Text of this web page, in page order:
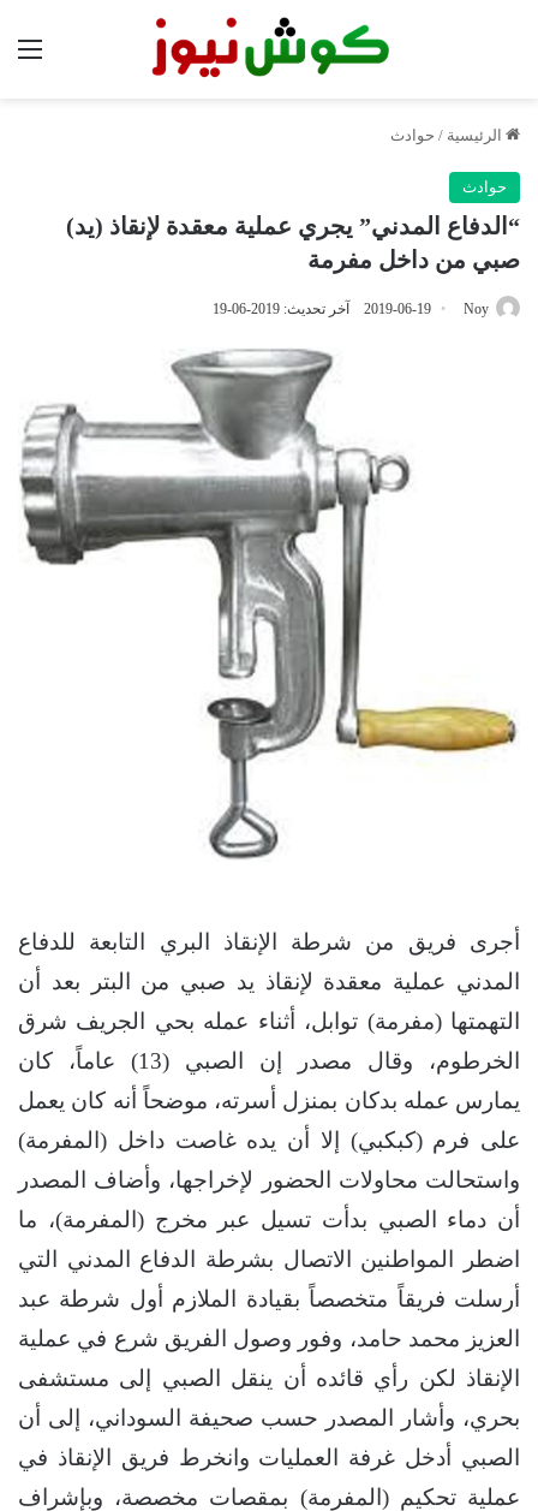
الرئيسية / حوادث
حوادث
“الدفاع المدني” يجري عملية معقدة لإنقاذ (يد)
صبي من داخل مفرمة
Noy
2019-06-19 آخر تحديث: 2019-06-19
أجرى فريق من شرطة الإنقاذ البري التابعة للدفاع
المدني عملية معقدة لإنقاذ يد صبي من البتر بعد أن
التهمتها (مفرمة) توابل، أثناء عمله بحي الجريف شرق
الخرطوم، وقال مصدر إن الصبي (13) عاماً، كان
يمارس عمله بدكان بمنزل أسرته، موضحاً أنه كان يعمل
على فرم (كبكبي) إلا أن يده غاصت داخل (المفرمة)
واستحالت محاولات الحضور لإخراجها، وأضاف المصدر
أن دماء الصبي بدأت تسيل عبر مخرج (المفرمة)، ما
اضطر المواطنين الاتصال بشرطة الدفاع المدني التي
أرسلت فريقاً متخصصاً بقيادة الملازم أول شرطة عبد
العزيز محمد حامد، وفور وصول الفريق شرع في عملية
الإنقاذ لكن رأي قائده أن ينقل الصبي إلى مستشفى
بحري، وأشار المصدر حسب صحيفة السوداني، إلى أن
الصبي أدخل غرفة العمليات وانخرط فريق الإنقاذ في
عملية تحكيم (المفرمة) بمقصات مخصصة، وبإشراف